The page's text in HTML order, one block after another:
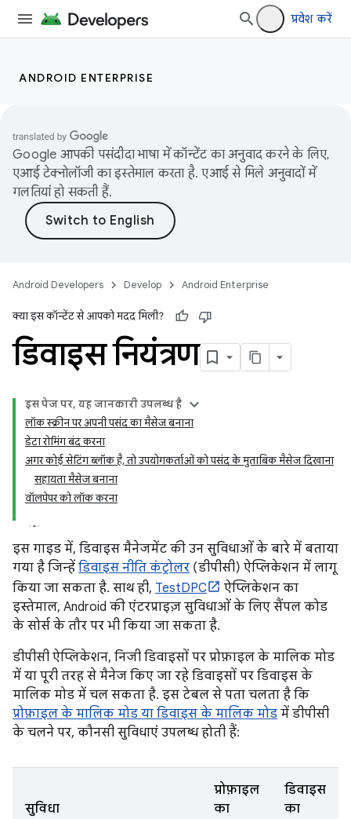
प्रवेश करें
ANDROID ENTERPRISE
Google आपकी पसंदीदा भाषा में कॉन्टेंट का अनुवाद करने के लिए,
एआई टेक्नोलॉजी का इस्तेमाल करता है. एआई से मिले अनुवादों में
गलतियां हो सकती हैं.
Android Developers Develop Android Enterprise
क्या इस कॉन्टेंट से आपको मदद मिली?
डिवाइस नियंत्रण
इस पेज पर, यह जानकारी उपलब्ध है
लॉक स्क्रीन पर अपनी पसंद का मैसेज बनाना
डेटा रोमिंग बंद करना
अगर कोई सेटिंग ब्लॉक है, तो उपयोगकर्ताओं को पसंद के मुताबिक मैसेज दिखाना
सहायता मैसेज बनाना
वॉलपेपर को लॉक करना
इस गाइड में, डिवाइस मैनेजमेंट की उन सुविधाओं के बारे में बताया
गया है जिन्हें डिवाइस नीति कंट्रोलर (डीपीसी) ऐप्लिकेशन में लागू
किया जा सकता है. साथ ही, TestDPC
ऐप्लिकेशन का
इस्तेमाल, Android की एंटरप्राइज़ सुविधाओं के लिए सैंपल कोड
के सोर्स के तौर पर भी किया जा सकता है.
डीपीसी ऐप्लिकेशन, निजी डिवाइसों पर प्रोफ़ाइल के मालिक मोड
में या पूरी तरह से मैनेज किए जा रहे डिवाइसों पर डिवाइस के
मालिक मोड में चल सकता है. इस टेबल से पता चलता है कि
प्रोफ़ाइल के मालिक मोड या डिवाइस के मालिक मोड में डीपीसी
के चलने पर, कौनसी सुविधाएं उपलब्ध होती हैं:
सुविधा
प्रोफ़ाइल
का
डिवाइस
का